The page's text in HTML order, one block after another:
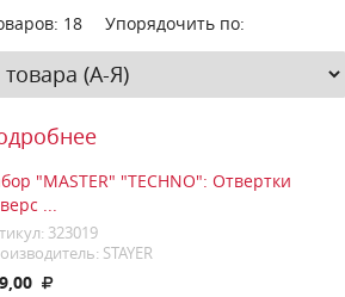
18 Упорядочить по:
"MASTER" "ТECHNO": Отвертки
...
323019
STAYER